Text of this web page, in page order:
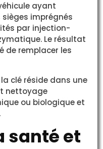
ayant
imprégnés
par injection-
Le résultat
de remplacer les
clé réside dans une
nettoyage
ou biologique et
santé et